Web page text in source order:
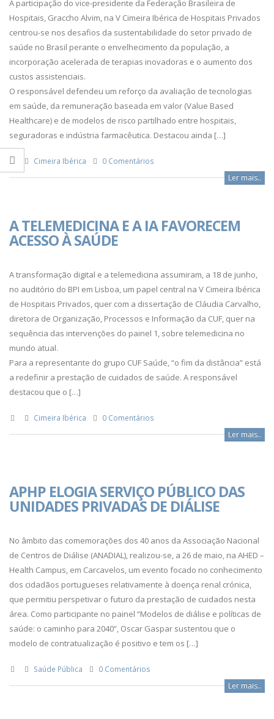
A participação do vice-presidente da Federação Brasileira de
Hospitais, Graccho Alvim, na V Cimeira Ibérica de Hospitais Privados
centrou-se nos desafios da sustentabilidade do setor privado de
saúde no Brasil perante o envelhecimento da população, a
incorporação acelerada de terapias inovadoras e o aumento dos
custos assistenciais.
O responsável defendeu um reforço da avaliação de tecnologias
em saúde, da remuneração baseada em valor (Value Based
Healthcare) e de modelos de risco partilhado entre hospitais,
seguradoras e indústria farmacêutica. Destacou ainda […]
Cimeira Ibérica 0 Comentários
Ler mais..
A TELEMEDICINA E A IA FAVORECEM
ACESSO À SAÚDE
A transformação digital e a telemedicina assumiram, a 18 de junho,
no auditório do BPI em Lisboa, um papel central na V Cimeira Ibérica
de Hospitais Privados, quer com a dissertação de Cláudia Carvalho,
diretora de Organização, Processos e Informação da CUF, quer na
sequência das intervenções do painel 1, sobre telemedicina no
mundo atual.
Para a representante do grupo CUF Saúde, “o fim da distância” está
a redefinir a prestação de cuidados de saúde. A responsável
destacou que o […]
Cimeira Ibérica 0 Comentários
Ler mais..
APHP ELOGIA SERVIÇO PÚBLICO DAS
UNIDADES PRIVADAS DE DIÁLISE
No âmbito das comemorações dos 40 anos da Associação Nacional
de Centros de Diálise (ANADIAL), realizou-se, a 26 de maio, na AHED –
Health Campus, em Carcavelos, um evento focado no conhecimento
dos cidadãos portugueses relativamente à doença renal crónica,
que permitiu perspetivar o futuro da prestação de cuidados nesta
área. Como participante no painel “Modelos de diálise e políticas de
saúde: o caminho para 2040”, Oscar Gaspar sustentou que o
modelo de contratualização é positivo e tem os […]
Saúde Pública 0 Comentários
Ler mais..